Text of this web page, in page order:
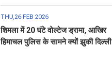
पूरी डिटेल
THU,26 FEB 2026
शिमला में 20 घंटे वोल्टेज ड्रामा, आखिर
हिमाचल पुलिस के सामने क्यों झुकी दिल्ली